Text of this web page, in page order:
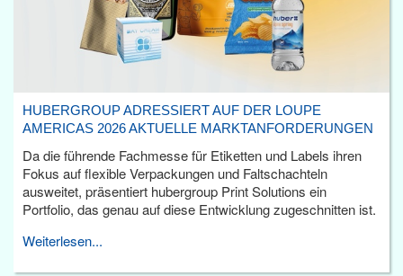
HUBERGROUP ADRESSIERT AUF DER LOUPE
AMERICAS 2026 AKTUELLE MARKTANFORDERUNGEN
Da die führende Fachmesse für Etiketten und Labels ihren
Fokus auf flexible Verpackungen und Faltschachteln
ausweitet, präsentiert hubergroup Print Solutions ein
Portfolio, das genau auf diese Entwicklung zugeschnitten ist.
Weiterlesen...